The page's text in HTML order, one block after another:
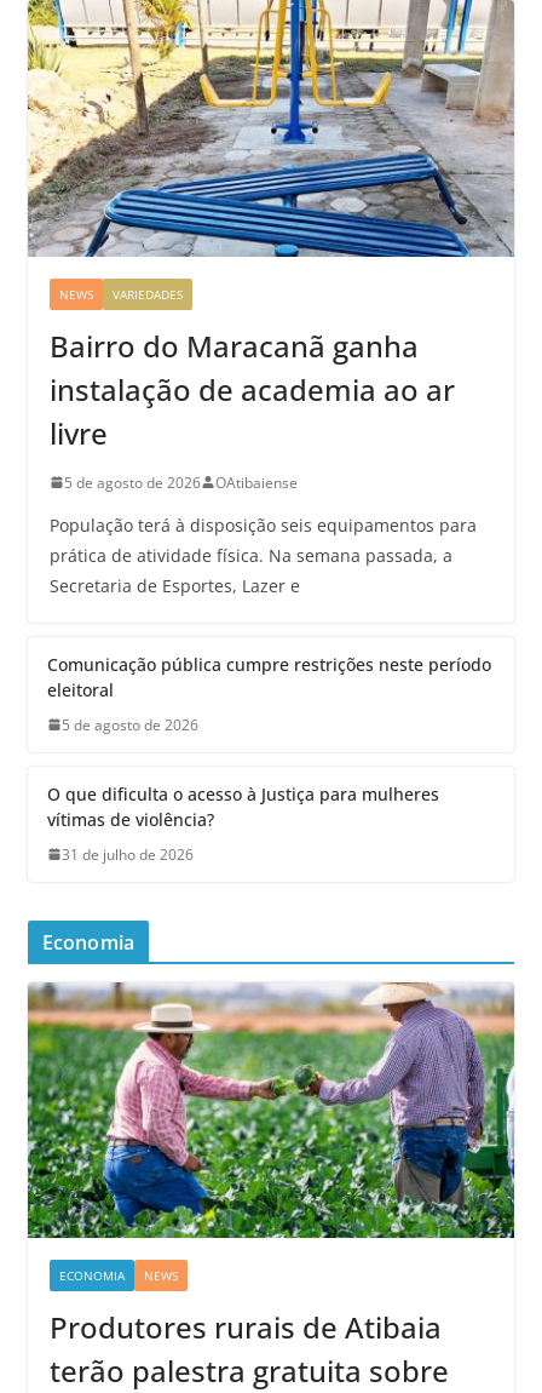
NEWS VARIEDADES
Bairro do Maracanã ganha
instalação de academia ao ar
livre
5 de agosto de 2026 OAtibaiense
População terá à disposição seis equipamentos para
prática de atividade física. Na semana passada, a
Secretaria de Esportes, Lazer e
Comunicação pública cumpre restrições neste período
eleitoral
5 de agosto de 2026
O que dificulta o acesso à Justiça para mulheres
vítimas de violência?
31 de julho de 2026
Economia
ECONOMIA NEWS
Produtores rurais de Atibaia
terão palestra gratuita sobre